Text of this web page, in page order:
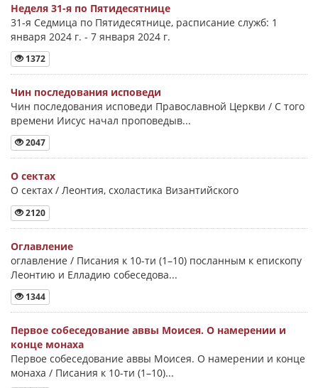
Неделя 31-я по Пятидесятнице
31-я Седмица по Пятидесятнице, расписание служб: 1
января 2024 г. - 7 января 2024 г.
1372
Чин последования исповеди
Чин последования исповеди Православной Церкви / С того
времени Иисус начал проповедыв...
2047
О сектах
О сектах / Леонтия, схоластика Византийского
2120
Оглавление
оглавление / Писания к 10-ти (1–10) посланным к епископу
Леонтию и Елладию собеседова...
1344
Первое собеседование аввы Моисея. О намерении и
конце монаха
Первое собеседование аввы Моисея. О намерении и конце
монаха / Писания к 10-ти (1–10)...